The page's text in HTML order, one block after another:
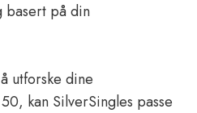
basert på din
utforske dine
kan SilverSingles passe